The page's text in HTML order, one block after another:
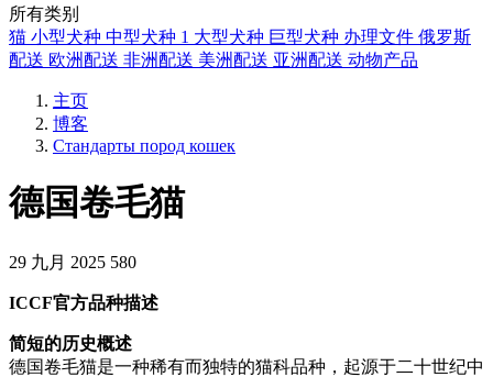
所有类别
猫 小型犬种 中型犬种 1 大型犬种 巨型犬种 办理文件 俄罗斯
配送 欧洲配送 非洲配送 美洲配送 亚洲配送 动物产品
主页
博客
Стандарты пород кошек
德国卷毛猫
29 九月 2025 580
ICCF官方品种描述
简短的历史概述
德国卷毛猫是一种稀有而独特的猫科品种，起源于二十世纪中